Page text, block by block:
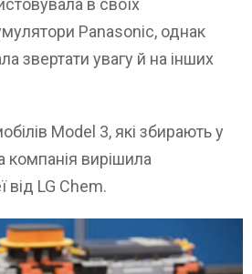
в своїх
Panasonic, однак
звертати увагу й на інших
Model 3, які збирають у
компанія вирішила
від LG Chem.